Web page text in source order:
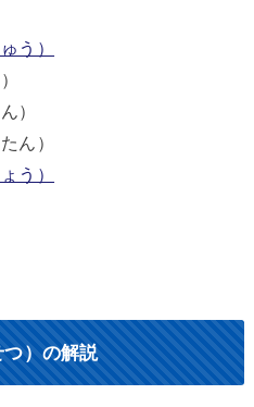
う）
）
ん）
う）
）の解説